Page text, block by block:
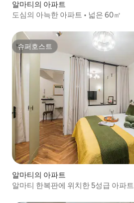
알마티의 아파트
도심의 아늑한 아파트 • 넓은 60㎡
슈퍼호스트
슈퍼호스트
알마티의 아파트
알마티 한복판에 위치한 5성급 아파트